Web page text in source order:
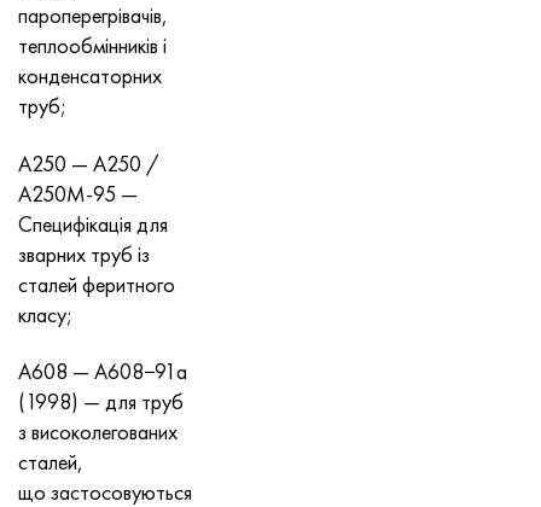
пароперегрівачів,
теплообмінників і
конденсаторних
труб;
A250 — A250 /
A250M-95 —
Специфікація для
зварних труб із
сталей феритного
класу;
A608 — A608−91a
(1998) — для труб
з високолегованих
сталей,
що застосовуються